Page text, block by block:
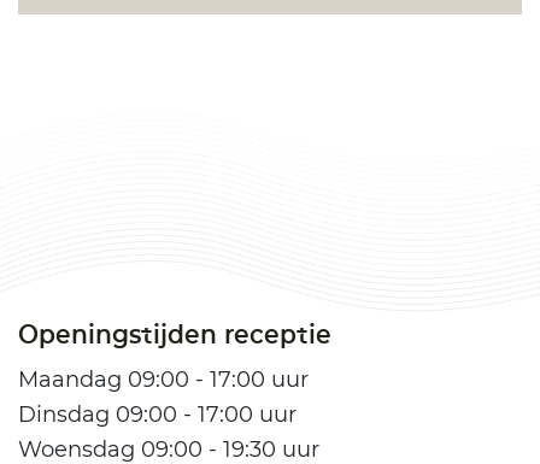
Openingstijden receptie
Maandag 09:00 - 17:00 uur
Dinsdag 09:00 - 17:00 uur
Woensdag 09:00 - 19:30 uur